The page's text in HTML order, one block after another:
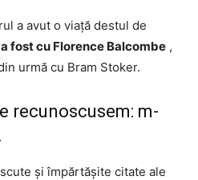
a avut o viață destul de
fost cu Florence Balcombe ,
urmă cu Bram Stoker.
recunoscusem: m-
și împărtășite citate ale